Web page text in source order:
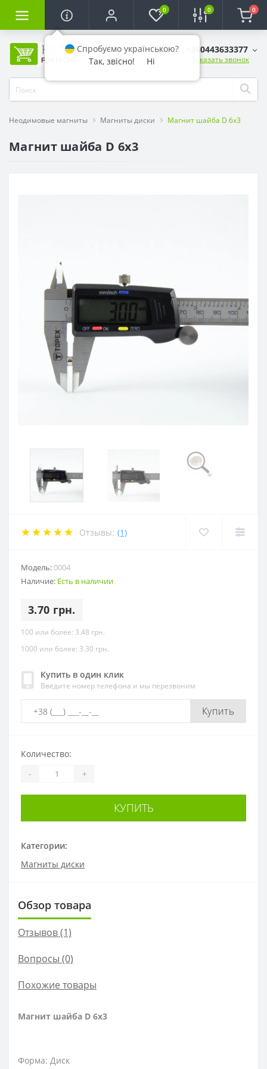
0 0 0
+380443633377
Заказать звонок
Неодимовые магниты Магниты диски Магнит шайба D 6x3
Магнит шайба D 6x3
Отзывы: (1)
Модель:0004
Наличие: Есть в наличии
3.70 грн.
100 или более: 3.48 грн.
1000 или более: 3.30 грн.
Купить в один клик
Введите номер телефона и мы перезвоним
Купить
Категории:
Магниты диски
Количество:
- +
КУПИТЬ
Обзор товара
Отзывов (1)
Вопросы (0)
Похожие товары
Магнит шайба D 6x3
Форма: Диск
Спробуємо українською?
Так, звісно!
Ні